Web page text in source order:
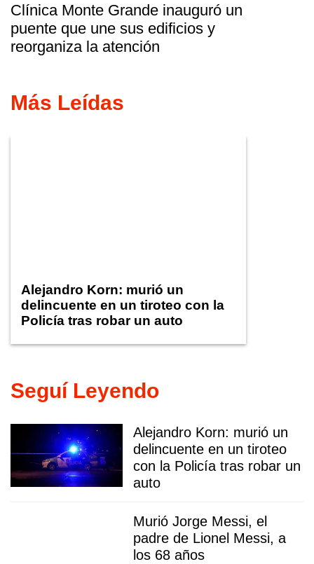
Clínica Monte Grande inauguró un
puente que une sus edificios y
reorganiza la atención
Más Leídas
Alejandro Korn: murió un
delincuente en un tiroteo con la
Policía tras robar un auto
Seguí Leyendo
Alejandro Korn: murió un
delincuente en un tiroteo
con la Policía tras robar un
auto
Murió Jorge Messi, el
padre de Lionel Messi, a
los 68 años